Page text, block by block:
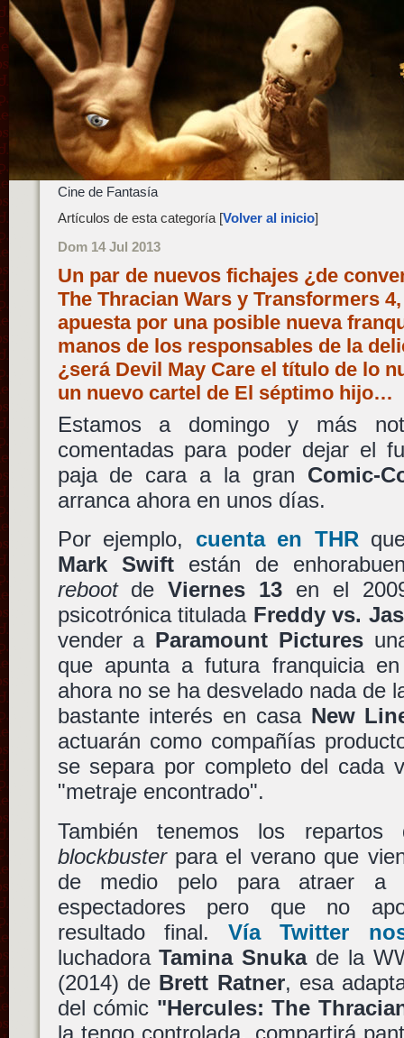
Cine de Fantasía
Artículos de esta categoría [Volver al inicio]
Dom 14 Jul 2013
Un par de nuevos fichajes ¿de
The Thracian Wars y Transformers
apuesta por una posible nueva
manos de los responsables de la
¿será Devil May Care el título de lo
un nuevo cartel de El séptimo hijo…
Estamos a domingo y más
comentadas para poder dejar el
paja de cara a la gran Comic-
arranca ahora en unos días.
Por ejemplo, cuenta en THR
Mark Swiftestán de
rebootdeViernes 13 en el
psicotrónica titulada Freddy vs.
vender a Paramount Pictures
que apunta a futura franquicia
ahora no se ha desvelado nada de
bastante interés en casa New
actuarán como compañías
se separa por completo del cada
"metraje encontrado".
También tenemos los repartos
blockbusterpara el verano que
de medio pelo para atraer a
espectadores pero que no
resultado final.Vía Twitter
luchadoraTamina Snukade la
(2014) de Brett Ratner, esa
del cómic "Hercules: The
la tengo controlada, compartirá